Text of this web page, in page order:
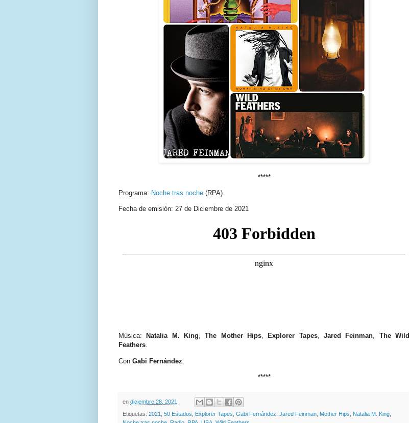
*****
Programa: Noche tras noche (RPA)
Fecha de emisión: 27 de Diciembre de 2021
Música: Natalia M. King,The Mother Hips, Explorer Tapes,Jared Feinman, The Wild
Feathers.
Con Gabi Fernández
*****
en diciembre 28, 2021
Etiquetas: 2021 50 Estados Explorer Tapes Gabi Fernández Jared Feinman Mother Hips Natalia M. King